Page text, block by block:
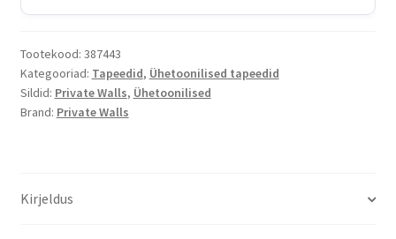
Tootekood: 387443
Kategooriad: Tapeedid, Ühetoonilised tapeedid
Sildid: Private Walls, Ühetoonilised
Brand: Private Walls
Kirjeldus